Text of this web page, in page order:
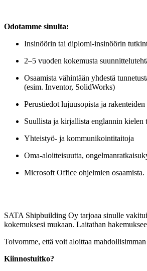
Odotamme sinulta:
Insinöörin tai diplomi-insinöörin
2–5 vuoden kokemusta
Osaamista vähintään yhdestä
(esim. Inventor, SolidWorks)
Perustiedot lujuusopista ja
Suullista ja kirjallista englannin kielen
Yhteistyö- ja kommunikointitaitoja
Oma-aloitteisuutta,
Microsoft Office ohjelmien osaamista.
SATA Shipbuilding Oy tarjoaa sinulle
kokemuksesi mukaan. Laitathan
Toivomme, että voit aloittaa
Kiinnostuitko?